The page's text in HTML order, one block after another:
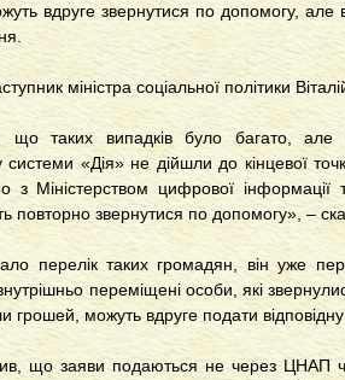
вдруге звернутися по допомогу, але
міністра соціальної політики
таких випадків було багато, але
«Дія» не дійшли до кінцевої
з Міністерством цифрової
повторно звернутися по допомогу», –
перелік таких громадян, він уже
переміщені особи, які
грошей, можуть вдруге подати відповідну
що заяви подаються не через ЦНАП